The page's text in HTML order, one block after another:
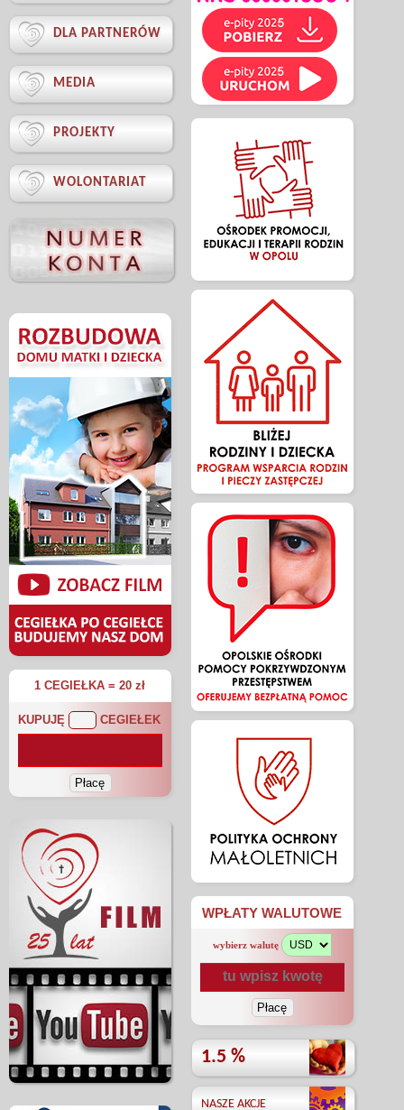
 DLA PARTNERÓW
 MEDIA
 PROJEKTY
 WOLONTARIAT
1 CEGIEŁKA = 20 zł
KUPUJĘ CEGIEŁEK
WPŁATY WALUTOWE
wybierz walutę
1.5 %
NASZE AKCJE